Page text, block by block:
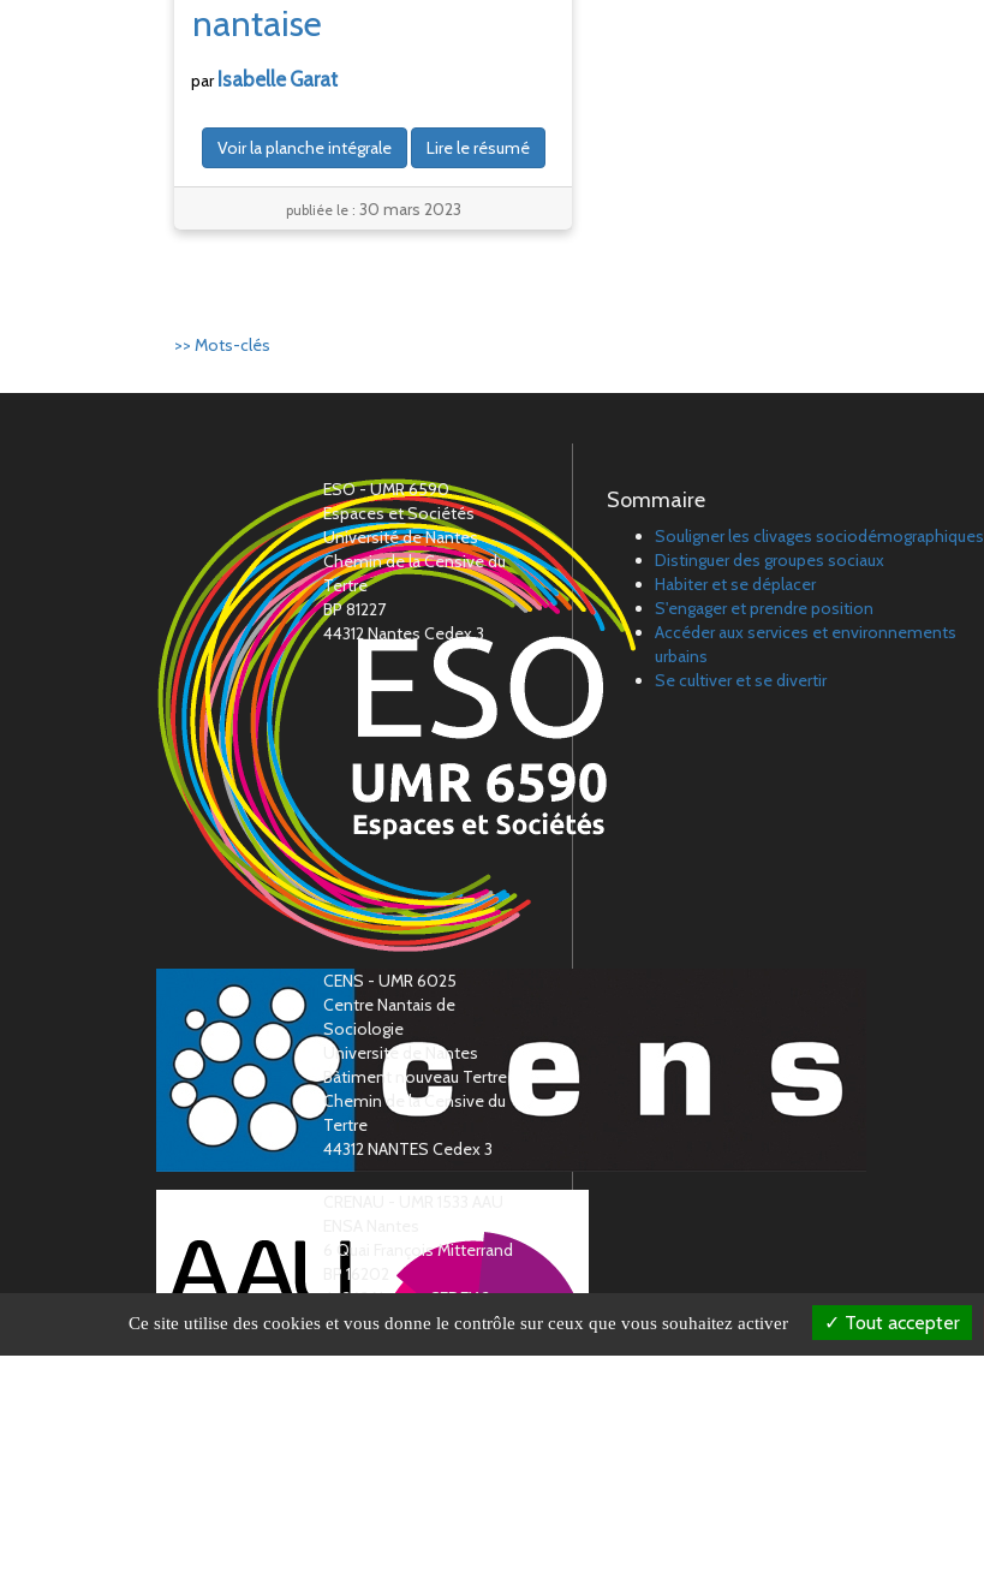
nantaise
par Isabelle Garat
Voir la planche intégrale Lire le résumé
publiée le : 30 mars 2023
>> Mots-clés
ESO - UMR 6590
Espaces et Sociétés
Université de Nantes
Chemin de la Censive du
Tertre
BP 81227
44312 Nantes Cedex 3
CENS - UMR 6025
Centre Nantais de
Sociologie
Université de Nantes
Bàtiment nouveau Tertre
Chemin de la Censive du
Tertre
44312 NANTES Cedex 3
6 Quai François Mitterrand
BP 16202
44262 Nantes CEDEX 2
Sommaire
Souligner les clivages sociodémographiques
Distinguer des groupes sociaux
Habiter et se déplacer
S'engager et prendre position
Accéder aux services et environnements
urbains
Se cultiver et se divertir
Ce site utilise des cookies et vous donne le contrôle sur ceux que vous souhaitez activer Tout accepter